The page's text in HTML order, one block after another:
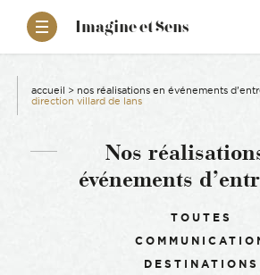
Imagine et Sens–
accueil > nos réalisations en événements
direction villard de lans
Nos
événements
TOUTES
DESTINATIONS